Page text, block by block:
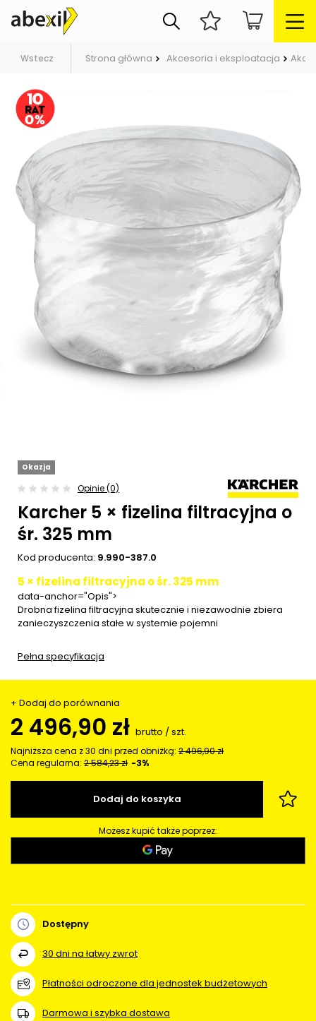
Wstecz Strona główna Akcesoria i eksploatacja
Okazja
Opinie (0)
Karcher 5 × fizelina filtracyjna o
śr. 325 mm
Kod producenta: 9.990-387.0
5 × fizelina filtracyjna o śr. 325 mm
data-anchor="Opis">
Drobna fizelina filtracyjna skutecznie i niezawodnie zbiera
zanieczyszczenia stałe w systemie pojemni
Pełna specyfikacja
+ Dodaj do porównania
2 496,90 zł brutto /szt.
Najniższa cena z 30 dni przed obniżką: 2 496,90 zł
Cena regularna: 2 584,23 zł -3%
Dodaj do koszyka
Możesz kupić także poprzez:
Dostępny
30 dni na łatwy zwrot
Płatności odroczone dla jednostek budżetowych
Darmowa i szybka dostawa